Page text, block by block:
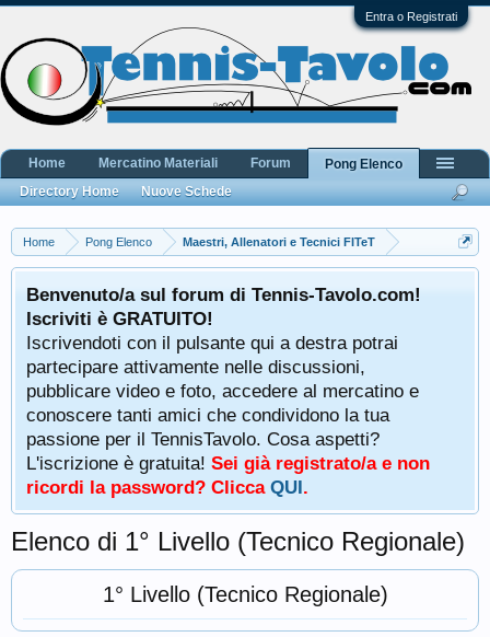
Entra o Registrati
Home Pong Elenco Maestri, Allenatori e Tecnici FITeT
Benvenuto/a sul forum di Tennis-Tavolo.com!
Iscriviti è GRATUITO!
Iscrivendoti con il pulsante qui a destra potrai
partecipare attivamente nelle discussioni,
pubblicare video e foto, accedere al mercatino e
conoscere tanti amici che condividono la tua
passione per il TennisTavolo. Cosa aspetti?
L'iscrizione è gratuita! Sei già registrato/a e non
ricordi la password? Clicca QUI.
Elenco di 1° Livello (Tecnico Regionale)
1° Livello (Tecnico Regionale)
Home Mercatino Materiali Forum
Pong Elenco
Directory Home
Nuove Schede